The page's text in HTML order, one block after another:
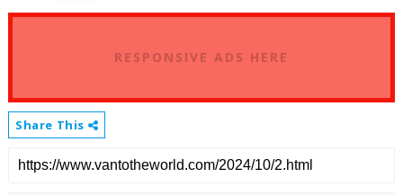
RESPONSIVE ADS HERE
Share This